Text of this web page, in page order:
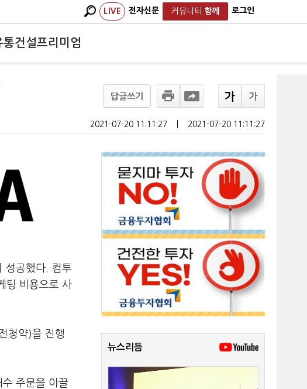
LIVE 전자신문 커뮤니티 함께 로그인
통건설프리미엄
답글쓰기
2021-07-20 11:11:27 2021-07-20 11:11:27
성공했다. 컴투
팅 비용으로 사
청약)을 진행
주문을 이끌
뉴스리듬